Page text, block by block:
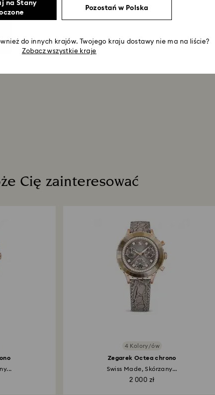
Cię zainteresować
4 Kolory/ów
Zegarek Octea chrono
Swiss Made, Skórzany...
2 000 zł
na Stany
Pozostań w Polska
do innych krajów. Twojego kraju dostawy nie ma na liście?
Zobacz wszystkie kraje